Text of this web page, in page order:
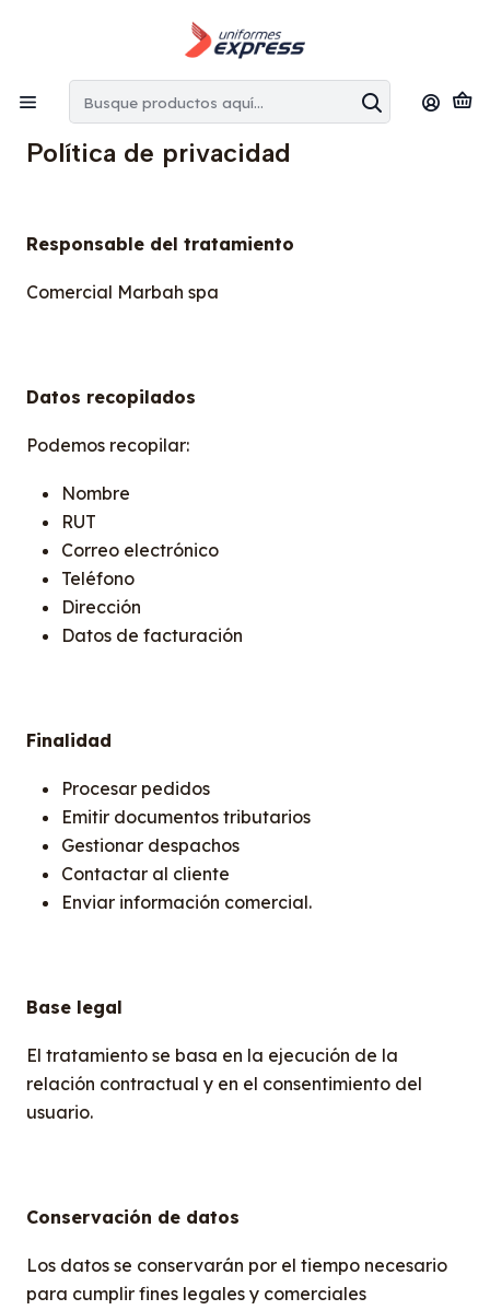
en la Región Metropolitana por copras superiores
Inicio Política de privacidad
Política de privacidad
Responsable del tratamiento
Comercial Marbah spa
Datos recopilados
Podemos recopilar:
Nombre
RUT
Correo electrónico
Teléfono
Dirección
Datos de facturación
Finalidad
Procesar pedidos
Emitir documentos tributarios
Gestionar despachos
Contactar al cliente
Enviar información comercial.
Base legal
El tratamiento se basa en la ejecución de la
relación contractual y en el consentimiento del
usuario.
Conservación de datos
Los datos se conservarán por el tiempo necesario
para cumplir fines legales y comerciales